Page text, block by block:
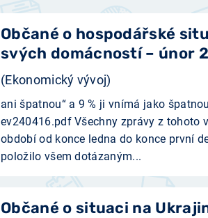
Občané o hospodářské
svých domácností – únor
(Ekonomický vývoj)
ani špatnou“ a 9 % ji vnímá jako
ev240416.pdf Všechny zprávy z tohoto
období od konce ledna do konce první
položilo všem dotázaným...
Občané o situaci na